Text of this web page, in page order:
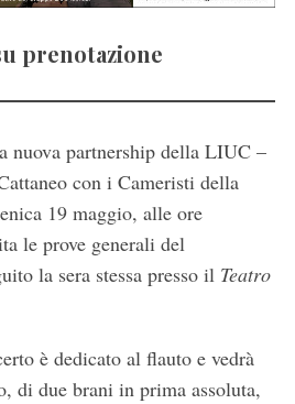
prenotazione
nuova partnership della LIUC –
con i Cameristi della
19 maggio, alle ore
le prove generali del
la sera stessa presso il Teatro
è dedicato al flauto e vedrà
di due brani in prima assoluta,